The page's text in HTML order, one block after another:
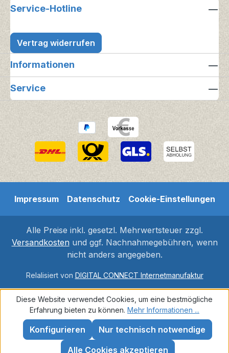
Service-Hotline
Vertrag widerrufen
Informationen
Service
Impressum Datenschutz Cookie-Einstellungen
Alle Preise inkl. gesetzl. Mehrwertsteuer zzgl.
Versandkostenund ggf. Nachnahmegebühren, wenn
nicht anders angegeben.
Relalisiert von DIGITAL CONNECT Internetmanufaktur
Diese Website verwendet Cookies, um eine bestmögliche
Erfahrung bieten zu können. Mehr Informationen ...
Nur technisch notwendige
Konfigurieren
Alle Cookies akzeptieren